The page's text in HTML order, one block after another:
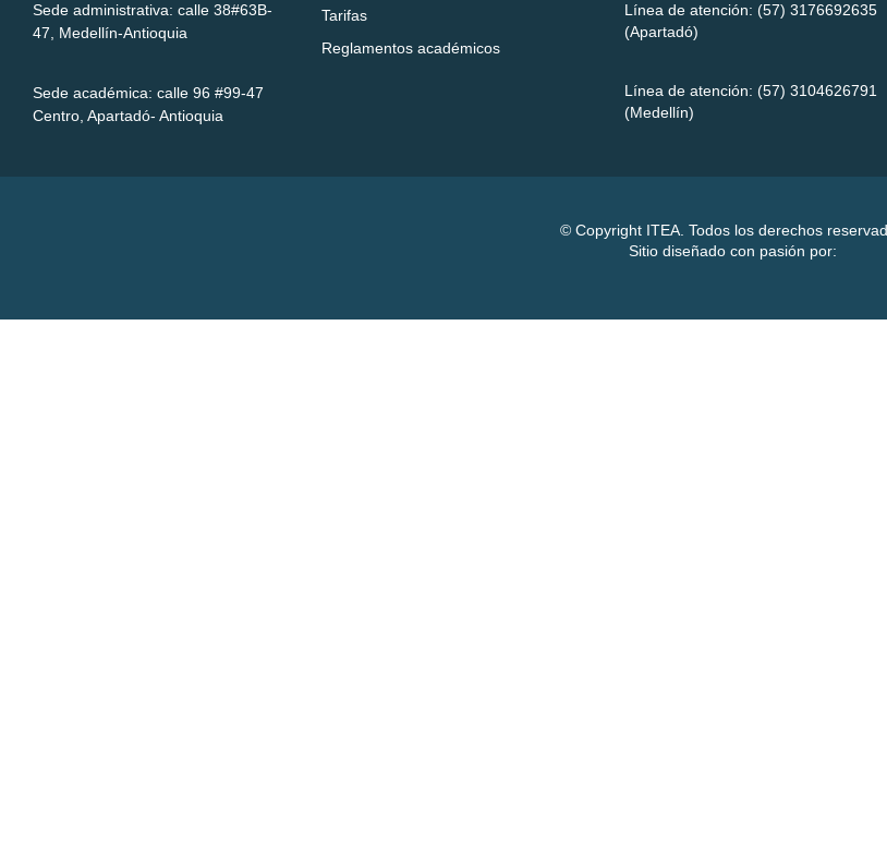
Sede administrativa: calle 38#63B-
47, Medellín-Antioquia
Sede académica: calle 96 #99-47
Centro, Apartadó- Antioquia
Tarifas
Reglamentos académicos
Línea de atención: (57) 3176692635
(Apartadó)
Línea de atención: (57) 3104626791
(Medellín)
© Copyright ITEA. Todos los derechos
Sitio diseñado con pasión por: